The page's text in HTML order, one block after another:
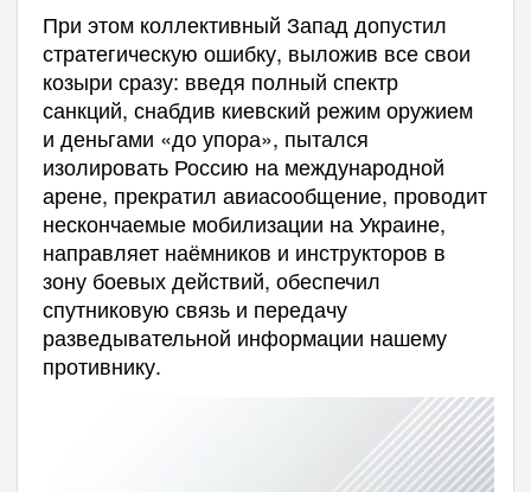
При этом коллективный Запад допустил
стратегическую ошибку, выложив все свои
козыри сразу: введя полный спектр
санкций, снабдив киевский режим оружием
и деньгами «до упора», пытался
изолировать Россию на международной
арене, прекратил авиасообщение, проводит
нескончаемые мобилизации на Украине,
направляет наёмников и инструкторов в
зону боевых действий, обеспечил
спутниковую связь и передачу
разведывательной информации нашему
противнику.